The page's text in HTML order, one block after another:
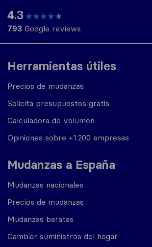
Herramientas útiles
Precios de mudanzas
Solicita presupuestos gratis
Calculadora de volumen
Opiniones sobre +1.200 empresas
Mudanzas a España
Mudanzas nacionales
Precios de mudanzas
Mudanzas baratas
Cambiar suministros del hogar
4.3
793 Google reviews